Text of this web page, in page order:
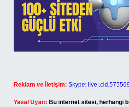
Reklam ve İletişim: Skype:
Yasal Uyarı: Bu internet sitesi, herhangi